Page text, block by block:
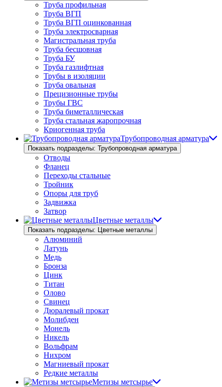
Труба профильная
Труба ВГП
Труба ВГП оцинкованная
Труба электросварная
Магистральная труба
Труба бесшовная
Труба БУ
Труба газлифтная
Трубы в изоляции
Труба овальная
Прецизионные трубы
Трубы ГВС
Труба биметаллическая
Труба стальная жаропрочная
Криогенная труба
Трубопроводная арматура
Показать подразделы: Трубопроводная арматура
Отводы
Фланец
Переходы стальные
Тройник
Опоры для труб
Задвижка
Затвор
Цветные металлы
Показать подразделы: Цветные металлы
Алюминий
Латунь
Медь
Бронза
Цинк
Титан
Олово
Свинец
Дюралевый прокат
Молибден
Монель
Никель
Вольфрам
Нихром
Магниевый прокат
Редкие металлы
Метизы метсырье